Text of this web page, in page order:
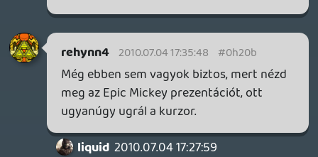
Szerintem elég egyértelmű mit jelent,
hogy valaminek csak mélysége van.
Képernyőből kijövő, kiálló dolgok
LokkoLori 2010.07.04 09:36:47
shearer 2010.07.04 13:01:16 #0h203